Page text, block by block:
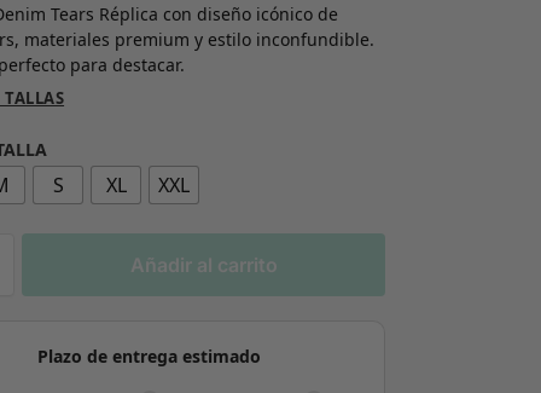
Tears Réplica con diseño icónico de
materiales premium y estilo inconfundible.
para destacar.
S XL XXL
Añadir al carrito
Plazo de entrega estimado